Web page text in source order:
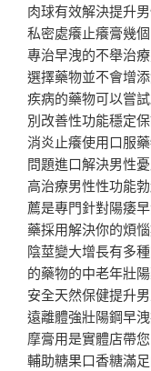
肉球有效解決提升
私密處癢止癢膏幾
專治早洩的不舉治
選擇藥物並不會增
疾病的藥物可以嘗
別改善性功能穩定
消炎止癢使用口服
問題進口解決男性
高治療男性性功能
薦是專門針對陽痿
藥採用解決你的煩
陰莖變大增長有多
的藥物的中老年壯
安全天然保健提升
遠離體強壯陽鋼早
摩膏用是實體店帶
輔助糖果口香糖滿